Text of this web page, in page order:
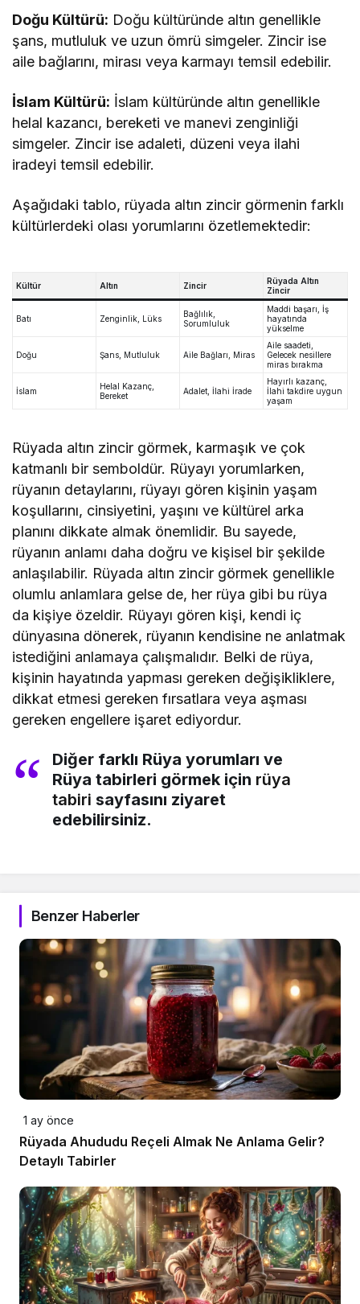
Doğu Kültürü: Doğu kültüründe altın genellikle
şans, mutluluk ve uzun ömrü simgeler. Zincir ise
aile bağlarını, mirası veya karmayı temsil edebilir.
İslam Kültürü: İslam kültüründe altın genellikle
helal kazancı, bereketi ve manevi zenginliği
simgeler. Zincir ise adaleti, düzeni veya ilahi
iradeyi temsil edebilir.
Aşağıdaki tablo, rüyada altın zincir görmenin farklı
kültürlerdeki olası yorumlarını özetlemektedir:
Kültür Altın Zincir
Rüyada Altın
Zincir
Batı Zenginlik, Lüks
Bağlılık,
Sorumluluk
Maddi başarı, İş
hayatında
yükselme
Doğu Şans, Mutluluk Aile Bağları, Miras
Aile saadeti,
Gelecek nesillere
miras bırakma
İslam
Helal Kazanç,
Bereket
Adalet, İlahi İrade
Hayırlı kazanç,
İlahi takdire uygun
yaşam
Rüyada altın zincir görmek, karmaşık ve çok
katmanlı bir semboldür. Rüyayı yorumlarken,
rüyanın detaylarını, rüyayı gören kişinin yaşam
koşullarını, cinsiyetini, yaşını ve kültürel arka
planını dikkate almak önemlidir. Bu sayede,
rüyanın anlamı daha doğru ve kişisel bir şekilde
anlaşılabilir. Rüyada altın zincir görmek genellikle
olumlu anlamlara gelse de, her rüya gibi bu rüya
da kişiye özeldir. Rüyayı gören kişi, kendi iç
dünyasına dönerek, rüyanın kendisine ne anlatmak
istediğini anlamaya çalışmalıdır. Belki de rüya,
kişinin hayatında yapması gereken değişikliklere,
dikkat etmesi gereken fırsatlara veya aşması
gereken engellere işaret ediyordur.
Diğer farklı Rüya yorumları ve
Rüya tabirleri görmek için rüya
tabiri sayfasını ziyaret
edebilirsiniz.
Benzer Haberler
1 ay önce
Rüyada Ahududu Reçeli Almak Ne Anlama Gelir?
Detaylı Tabirler